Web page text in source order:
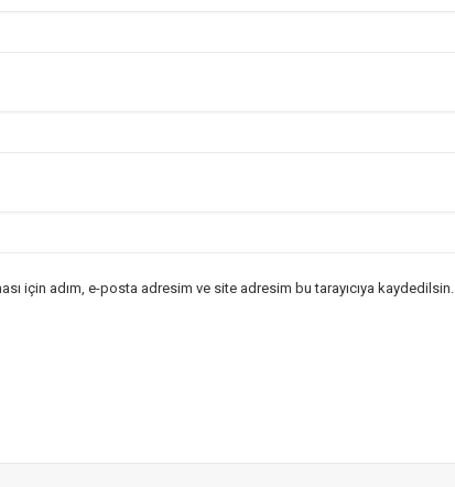
için adım, e-posta adresim ve site adresim bu tarayıcıya kaydedilsin.